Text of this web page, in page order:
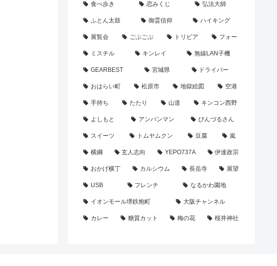
食べ歩き 恋みくじ 弘法大師
ふとん太鼓 御霊信仰 ハイキング
展覧会 ごぶごぶ トリビア フォー
ミスチル キンレイ 無線LAN子機
GEARBEST 宮城県 ドライバー
おはらい町 松原市 地獄絵図 空港
手持ち たたり 山道 キンコン西野
よしもと アンパンマン びんづるさん
スイーツ トムヤムクン 豆腐 嵐
横綱 玄人志向 YEPO737A 伊達政宗
おかげ横丁 カルシウム 長岳寺 展望
USB フレンチ なるかわ園地
イオンモール堺鉄炮町 大阪チャンネル
カレー 糖質カット 梅の花 桜井神社